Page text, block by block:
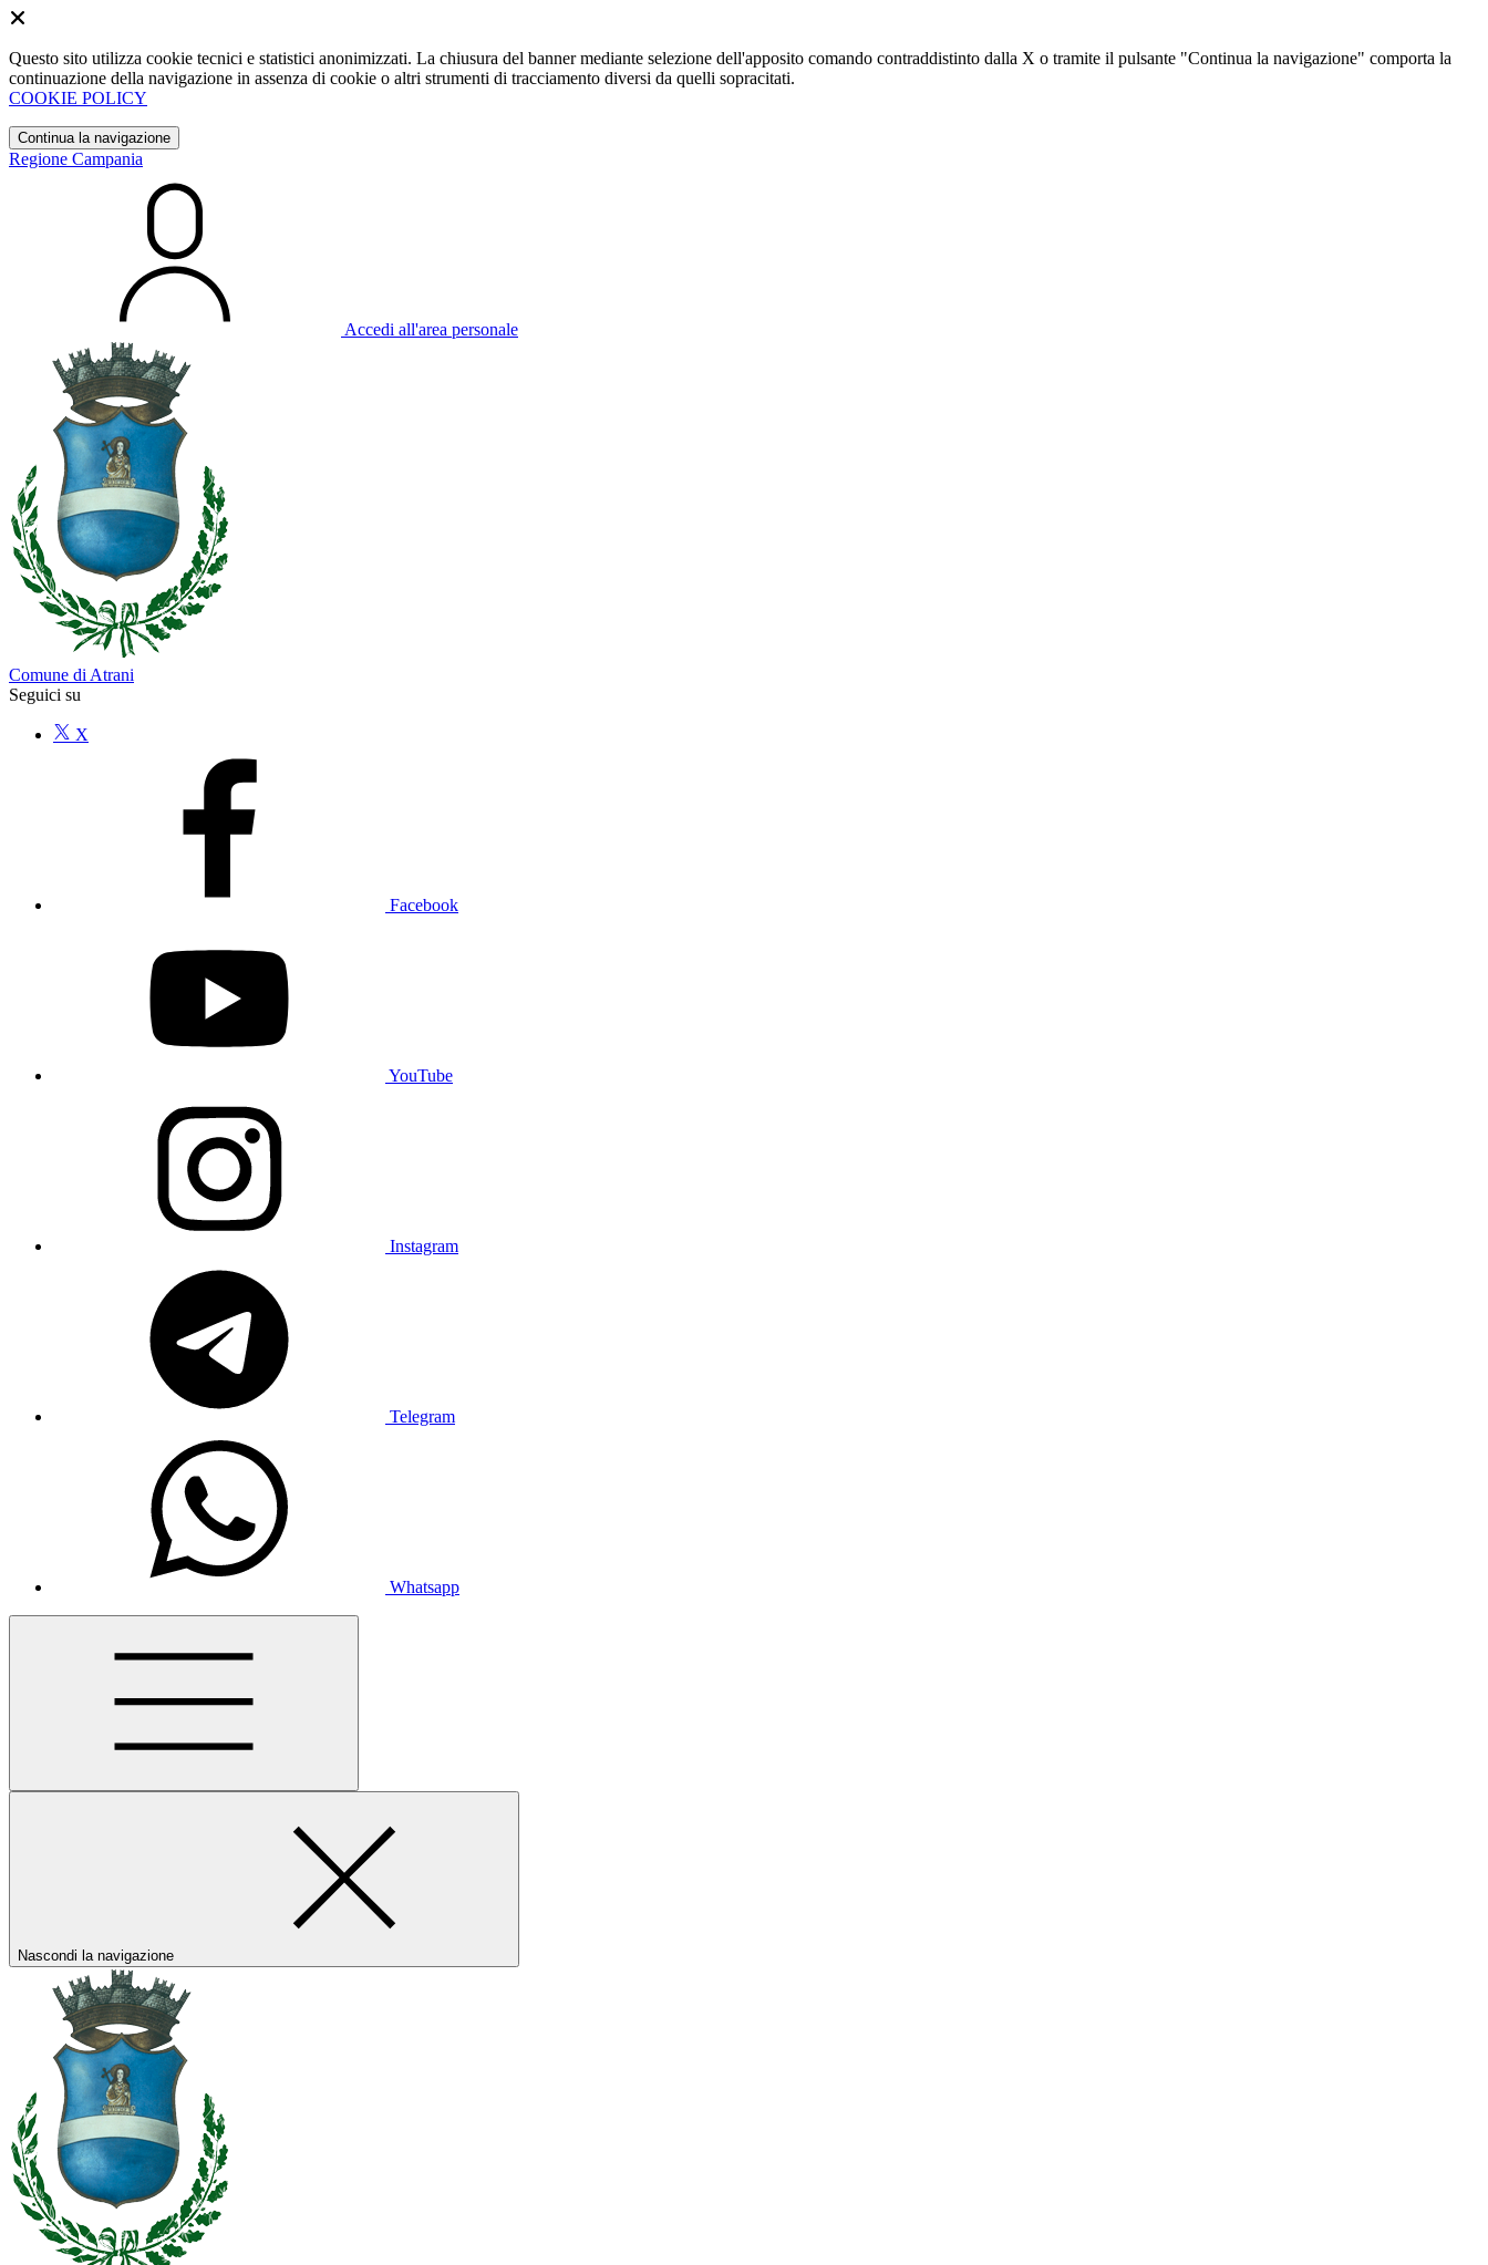
Questo sito utilizza cookie tecnici e statistici anonimizzati. La chiusura del banner mediante selezione dell'apposito comando contraddistinto dalla X o tramite il pulsante "Continua la navigazione" comporta la
continuazione della navigazione in assenza di cookie o altri strumenti di tracciamento diversi da quelli sopracitati.
COOKIE POLICY
Continua la navigazione
Regione Campania
Accedi all'area personale
Comune di Atrani
Seguici su
X
Facebook
YouTube
Instagram
Telegram
Whatsapp
Nascondi la navigazione